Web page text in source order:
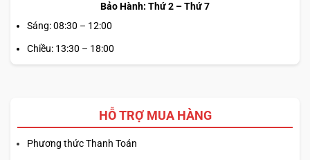
Bảo Hành: Thứ 2 – Thứ 7
Sáng: 08:30 – 12:00
Chiều: 13:30 – 18:00
HỖ TRỢ MUA HÀNG
Phương thức Thanh Toán